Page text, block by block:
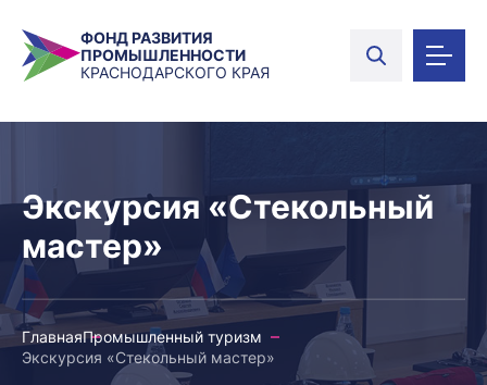
ФОНД РАЗВИТИЯ
ПРОМЫШЛЕННОСТИ
КРАСНОДАРСКОГО КРАЯ
Экскурсия «Стекольный
мастер»
ГлавнаяПромышленный туризм
Экскурсия «Стекольный мастер»